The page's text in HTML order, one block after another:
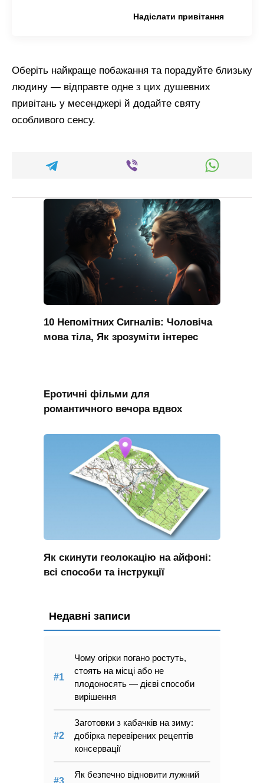
Надіслати привітання
Оберіть найкраще побажання та порадуйте близьку
людину — відправте одне з цих душевних
привітань у месенджері й додайте святу
особливого сенсу.
10 Непомітних Сигналів: Чоловіча
мова тіла, Як зрозуміти інтерес
Еротичні фільми для
романтичного вечора вдвох
Як скинути геолокацію на айфоні:
всі способи та інструкції
Недавні записи
Чому огірки погано ростуть,
стоять на місці або не
плодоносять — дієві способи
вирішення
Заготовки з кабачків на зиму:
добірка перевірених рецептів
консервації
Як безпечно відновити лужний